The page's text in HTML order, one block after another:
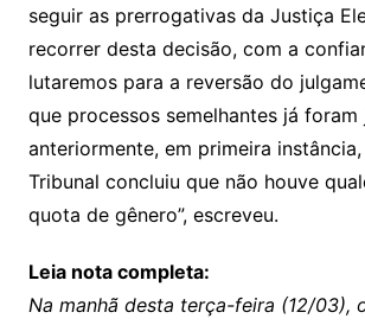
seguir as prerrogativas da Justiça
recorrer desta decisão, com a
lutaremos para a reversão do
que processos semelhantes já foram
anteriormente, em primeira
Tribunal concluiu que não houve
quota de gênero”, escreveu.
Leia nota completa:
Na manhã desta terça-feira (12/03),